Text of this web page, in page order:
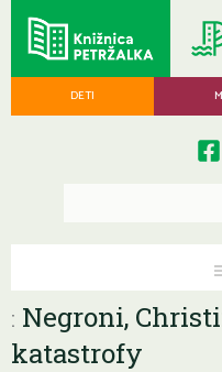
DETI
: Negroni,
katastrofy